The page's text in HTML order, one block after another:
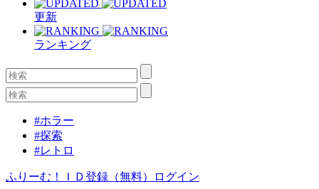
更新
ランキング
#ホラー
#探索
#レトロ
ふりーむ！ＩＤ登録（無料） ログイン